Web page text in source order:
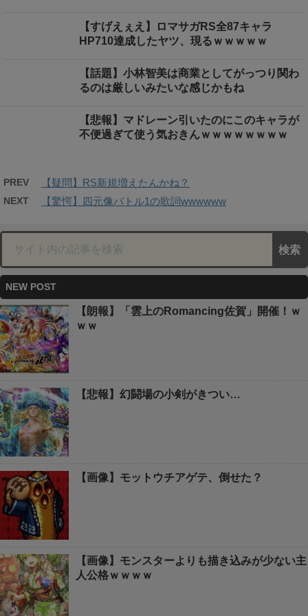
【すげえぇえ】ロマサガRS全87キャラ
HP710達成したヤツ、現るｗｗｗｗｗ
【話題】小林智美は商業としてがっつり関わ
るのは厳しいみたいな感じかもね
【悲報】マドレーン引いたのにこのキャラが
不便過ぎて使う気おきんｗｗｗｗｗｗｗｗ
PREV 【疑問】RS新規増えたんかね？
NEXT 【驚愕】四元像バトル1の歌詞wwwwww
NEW POST
【朗報】「雲上のRomancing佐賀」開催！ｗ
ｗｗ
【悲報】幻闘場の小剣がきつい…
【画像】モットウチアゲテ、倒せた？
【画像】モンスターよりも描き込みが少ない主
人公格ｗｗｗｗ